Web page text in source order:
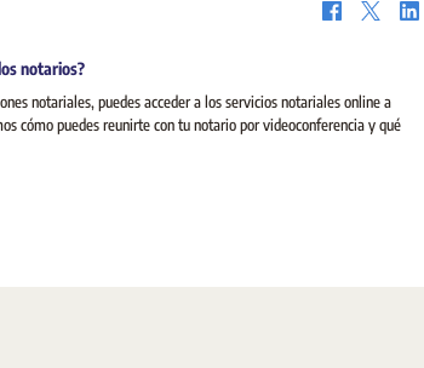
notarios?
notariales, puedes acceder a los servicios notariales online a
cómo puedes reunirte con tu notario por videoconferencia y qué